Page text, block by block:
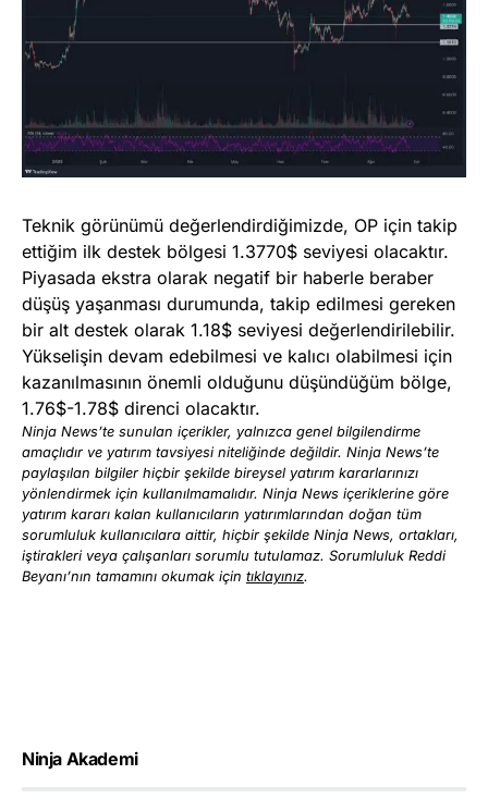
Teknik görünümü değerlendirdiğimizde, OP için takip
ettiğim ilk destek bölgesi 1.3770$ seviyesi olacaktır.
Piyasada ekstra olarak negatif bir haberle beraber
düşüş yaşanması durumunda, takip edilmesi gereken
bir alt destek olarak 1.18$ seviyesi değerlendirilebilir.
Yükselişin devam edebilmesi ve kalıcı olabilmesi için
kazanılmasının önemli olduğunu düşündüğüm bölge,
1.76$-1.78$ direnci olacaktır.
Ninja News’te sunulan içerikler, yalnızca genel bilgilendirme
amaçlıdır ve yatırım tavsiyesi niteliğinde değildir. Ninja News’te
paylaşılan bilgiler hiçbir şekilde bireysel yatırım kararlarınızı
yönlendirmek için kullanılmamalıdır. Ninja News içeriklerine göre
yatırım kararı kalan kullanıcıların yatırımlarından doğan tüm
sorumluluk kullanıcılara aittir, hiçbir şekilde Ninja News, ortakları,
iştirakleri veya çalışanları sorumlu tutulamaz. Sorumluluk Reddi
Beyanı’nın tamamını okumak için tıklayınız.
Ninja Akademi